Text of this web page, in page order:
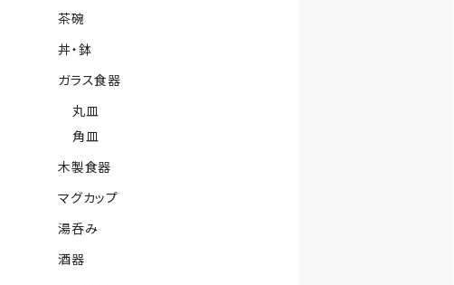
茶碗
丼・鉢
ガラス食器
丸皿
角皿
木製食器
マグカップ
湯呑み
酒器